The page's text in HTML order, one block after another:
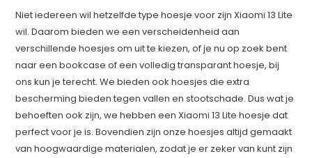
Niet iedereen wil hetzelfde type hoesje voor zijn Xiaomi 13 Lite
wil. Daarom bieden we een verscheidenheid aan
verschillende hoesjes om uit te kiezen, of je nu op zoek bent
naar een bookcase of een volledig transparant hoesje, bij
ons kun je terecht. We bieden ook hoesjes die extra
bescherming bieden tegen vallen en stootschade. Dus wat je
behoeften ook zijn, we hebben een Xiaomi 13 Lite hoesje dat
perfect voor je is. Bovendien zijn onze hoesjes altijd gemaakt
van hoogwaardige materialen, zodat je er zeker van kunt zijn